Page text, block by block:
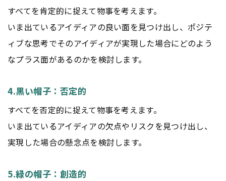
すべてを肯定的に捉えて物事を考えます。
いま出ているアイディアの良い面を見つけ出し、ポジテ
ィブな思考でそのアイディアが実現した場合にどのよう
なプラス面があるのかを検討します。
4.黒い帽子：否定的
すべてを否定的に捉えて物事を考えます。
いま出ているアイディアの欠点やリスクを見つけ出し、
実現した場合の懸念点を検討します。
5.緑の帽子：創造的